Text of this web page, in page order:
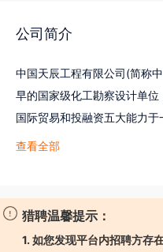
公司简介
中国天辰工程有限公司(简称
早的国家级化工勘察设计单位
国际贸易和投融资五大能力
设，覆盖全球40多个国家和
查看全部
猎聘温馨提示：
1. 如您发现平台内招聘方存